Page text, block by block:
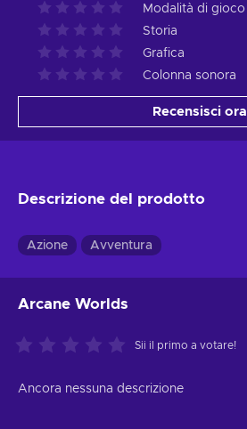
Modalità di gioco
Storia
Grafica
Colonna sonora
Recensisci ora
Descrizione del prodotto
Azione Avventura
Arcane Worlds
Sii il primo a votare!
Ancora nessuna descrizione